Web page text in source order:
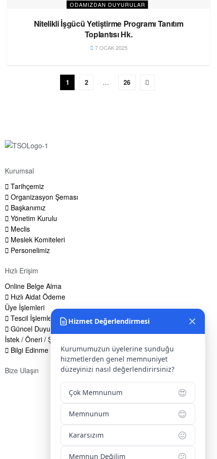
ODAMIZDAN DUYURULAR
Nitelikli İşgücü Yetiştirme Programı Tanıtım
Toplantısı Hk.
7 OCAK 2025
1 2 … 26
Kurumsal
Tarihçemiz
Organizasyon Şeması
Başkanımız
Yönetim Kurulu
Meclis
Meslek Komiteleri
Personelimiz
Hızlı Erişim
Online Belge Alma
Hızlı Aidat Ödeme
Üye İşlemleri
Tescil İşlemleri
Güncel Duyurular
İstek / Öneri / Şikayet Formu
Bilgi Edinme Hakkı
Bize Ulaşın
Yenice Mah. Atatürk Cad. Tüccarlar İşhanı Kat:1 No:1
KIRŞEHİR / TÜRKİYE
0 386 213 11 86
0 544 213 11 86
bilgi@kirsehirtso.org.tr
Hizmet Değerlendirmesi
Kurumumuzun üyelerine sunduğu
hizmetlerden genel memnuniyet
düzeyinizi nasıl değerlendirirsiniz?
Çok Memnunum 😍
Memnunum 😊
Kararsızım 😐
Memnun Değilim 😕